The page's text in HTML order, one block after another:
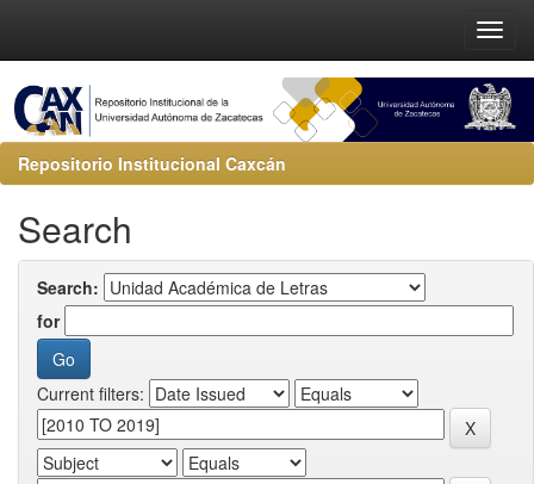
Repositorio Institucional Caxcán
Search
Search:
for
Current filters: